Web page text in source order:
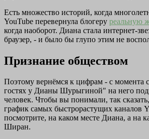
Есть множество историй, когда
YouTube перевернула блогеру реальную
когда наоборот. Диана стала интернет-
браузер, - и было бы глупо этим не
Признание обществом
Поэтому вернёмся к цифрам - с момента
гостях у Дианы Шурыгиной" на него
человек. Чтобы вы понимали, так
график самых быстрорастущих каналов
посмотрите, на каком месте Диана, а на
Ширан.